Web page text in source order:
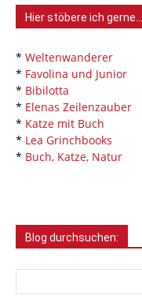
Hier stöbere ich gerne…
* Weltenwanderer
* Favolina und Junior
* Bibilotta
* Elenas Zeilenzauber
* Katze mit Buch
* Lea Grinchbooks
* Buch, Katze, Natur
Blog durchsuchen: